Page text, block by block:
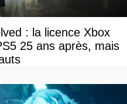
: la licence Xbox
25 ans après, mais